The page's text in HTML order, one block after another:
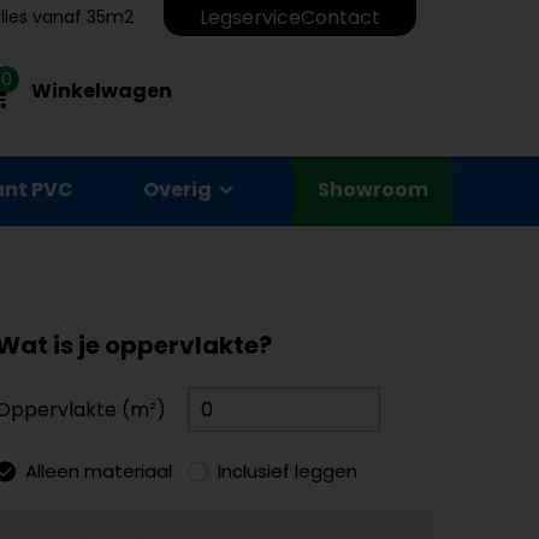
vanaf 35m2 LegserviceContact
0 Winkelwagen
PVC Overig Showroom
is je oppervlakte?
(m²)
Alleen materiaal Inclusief leggen